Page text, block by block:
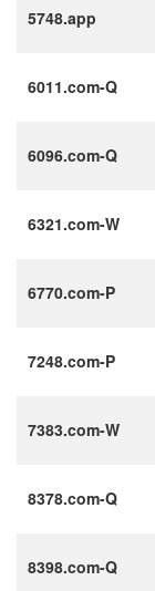
5748.app
6011.com-Q
6096.com-Q
6321.com-W
6770.com-P
7248.com-P
7383.com-W
8378.com-Q
8398.com-Q